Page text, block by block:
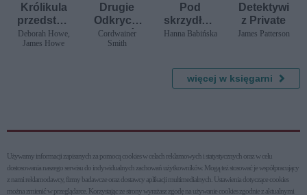
Królikula
przedstaw
ia tom I:
Kicająca
Deborah Howe,
James Howe
Drugie
Odkrycie
Ludzkości
/Norstrilia
Cordwainer
Smith
Pod
skrzydłem
anioła
Hanna Babińska
Detektywi
z Private
James Patterson
więcej w księgarni
Używamy informacji zapisanych za pomocą cookies w celach reklamowych i statystycznych oraz w celu
dostosowania naszego serwisu do indywidualnych zachowań użytkowni­ków. Mogą też stosować je współpracujący
z nami reklamodawcy, firmy badawcze oraz dostawcy aplikacji multimedialnych. Ustawienia dotyczące cookies
można zmienić w przeglądarce. Korzystając ze strony wyrażasz zgodę na używanie cookies zgodnie z aktualnymi